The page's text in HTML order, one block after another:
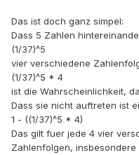
Das ist doch ganz simpel:
Dass 5 Zahlen
(1/37)^5
vier verschiedene
(1/37)^5 * 4
ist die Wahrscheinlichkeit,
Dass sie nicht auftreten ist
1 - ((1/37)^5 * 4)
Das gilt fuer jede 4 vier
Zahlenfolgen, insbesondere